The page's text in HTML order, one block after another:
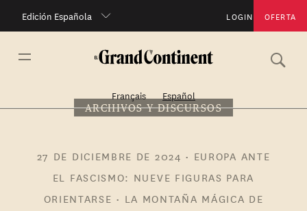
Edición Española LOGIN OFERTA
Français Español
ARCHIVOS Y DISCURSOS
27 DE DICIEMBRE DE 2024 • EUROPA ANTE
EL FASCISMO: NUEVE FIGURAS PARA
ORIENTARSE
LA MONTAÑA MÁGICA DE